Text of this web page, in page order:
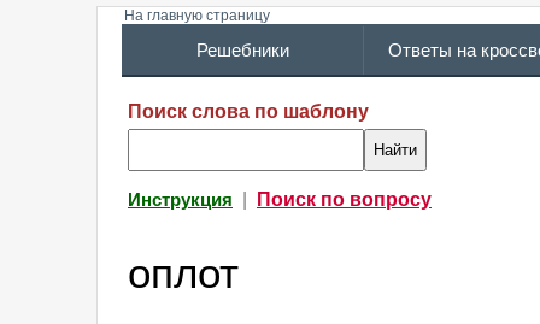
На главную страницу
Решебники Ответы на
Поиск слова по шаблону
Инструкция Поиск по вопросу
оплот